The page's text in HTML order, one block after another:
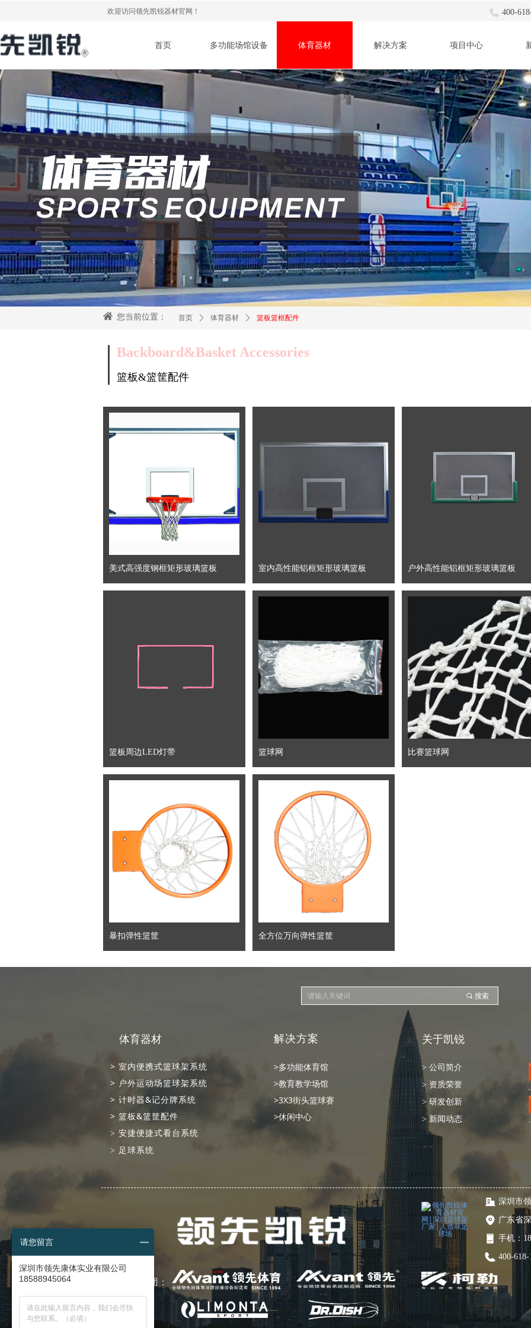
首页 多功能场馆设备 体育器材 解决方案 项目中心
欢迎访问领先凯锐器材官网！ 400-
您当前位置： 首页 ꄲ 体育器材 ꄲ 篮板篮框配件
美式高强度钢框矩形玻璃篮板 室内高性能铝框矩形玻璃篮板 户外高性能铝框矩形玻璃篮板
篮板周边LED灯带 篮球网 比赛篮球网
暴扣弹性篮筐 全方位万向弹性篮筐
Backboard&Basket Accessories
篮板&篮筐配件
끠 搜索
领先集团：
深圳市
广东省
手机：
400-618-
> 公司简介
> 资质荣誉
> 研发创新
> 新闻动态
关于凯锐
>多功能体育馆
>教育教学场馆
>3X3街头篮球赛
>休闲中心
解决方案
> 室内便携式篮球架系统
> 户外运动场篮球架系统
> 计时器&记分牌系统
> 篮板&篮筐配件
> 安捷便捷式看台系统
> 足球系统
体育器材
请您留言
深圳市领先康体实业有限公司
18588945064